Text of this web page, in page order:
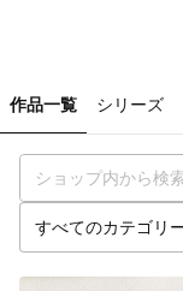
作品一覧 シリーズ